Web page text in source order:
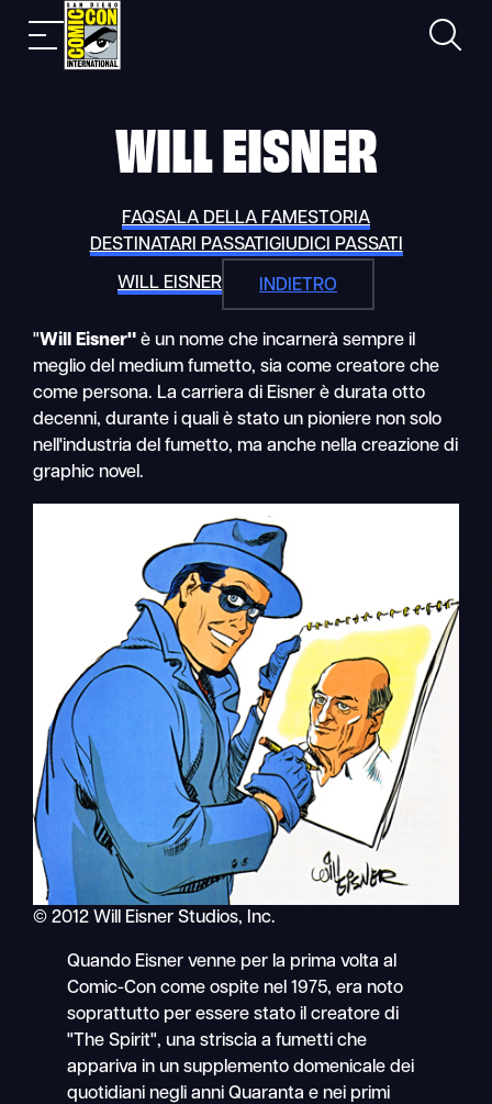
Skip
content
Navigazione
mobile
Ricerca
WILL EISNER
FAQSALA DELLA FAMESTORIA
DESTINATARI PASSATI GIUDICI PASSATI
WILL EISNER INDIETRO
"Will Eisner" è un nome che incarnerà sempre il
meglio del medium fumetto, sia come creatore che
come persona. La carriera di Eisner è durata otto
decenni, durante i quali è stato un pioniere non solo
nell'industria del fumetto, ma anche nella creazione di
graphic novel.
© 2012 Will Eisner Studios, Inc.
Quando Eisner venne per la prima volta al
Comic-Con come ospite nel 1975, era noto
soprattutto per essere stato il creatore di
"The Spirit", una striscia a fumetti che
appariva in un supplemento domenicale dei
quotidiani negli anni Quaranta e nei primi